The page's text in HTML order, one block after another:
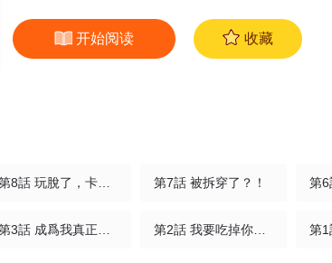
开始阅读 收藏
第7話 被拆穿了？！